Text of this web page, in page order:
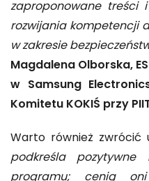
zaproponowane treści
rozwijania kompetencji
w zakresie
Magdalena Olborska,
w Samsung
Komitetu KOKIŚ przy
Warto również zwrócić
podkreśla